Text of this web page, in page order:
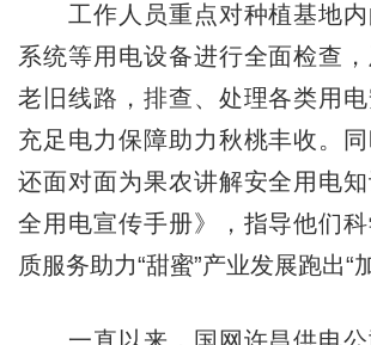
工作人员重点对种植基地内
系统等用电设备进行全面检查
老旧线路，排查、处理各类用
充足电力保障助力秋桃丰收。
还面对面为果农讲解安全用电
全用电宣传手册》，指导他们
质服务助力“甜蜜”产业发展跑出“